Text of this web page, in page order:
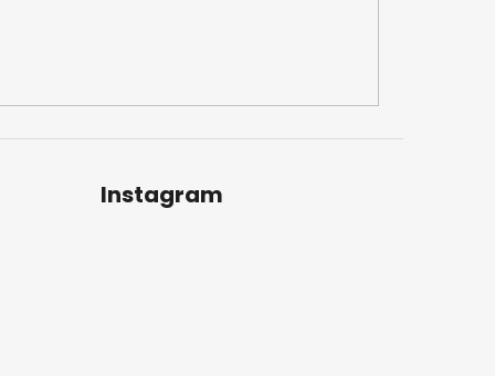
Instagram